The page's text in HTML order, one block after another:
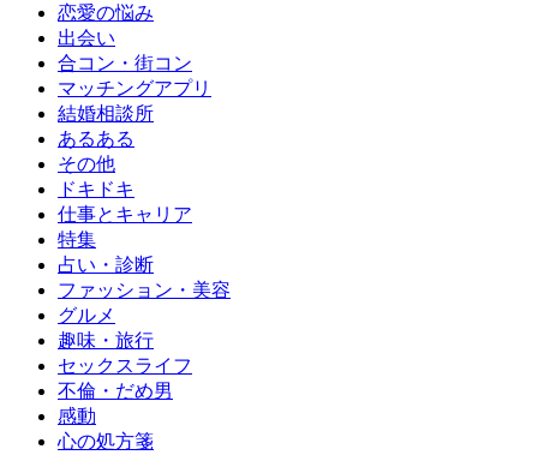
恋愛の悩み
出会い
合コン・街コン
マッチングアプリ
結婚相談所
あるある
その他
ドキドキ
仕事とキャリア
特集
占い・診断
ファッション・美容
グルメ
趣味・旅行
セックスライフ
不倫・だめ男
感動
心の処方箋